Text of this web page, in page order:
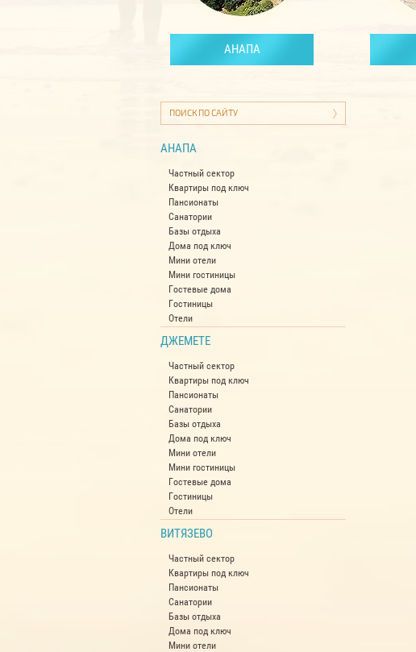
АНАПА
АНАПА
Частный сектор
Квартиры под ключ
Пансионаты
Санатории
Базы отдыха
Дома под ключ
Мини отели
Мини гостиницы
Гостевые дома
Гостиницы
Отели
ДЖЕМЕТЕ
Частный сектор
Квартиры под ключ
Пансионаты
Санатории
Базы отдыха
Дома под ключ
Мини отели
Мини гостиницы
Гостевые дома
Гостиницы
Отели
ВИТЯЗЕВО
Частный сектор
Квартиры под ключ
Пансионаты
Санатории
Базы отдыха
Дома под ключ
Мини отели